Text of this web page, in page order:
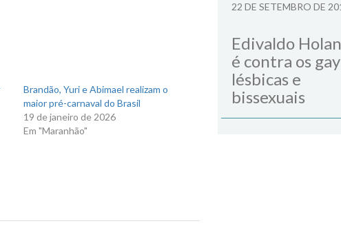
Brandão, Yuri e Abimael realizam o
maior pré-carnaval do Brasil
19 de janeiro de 2026
Em "Maranhão"
22 DE SETEMBRO DE
Edivaldo
é contra os
lésbicas e
bissexuais